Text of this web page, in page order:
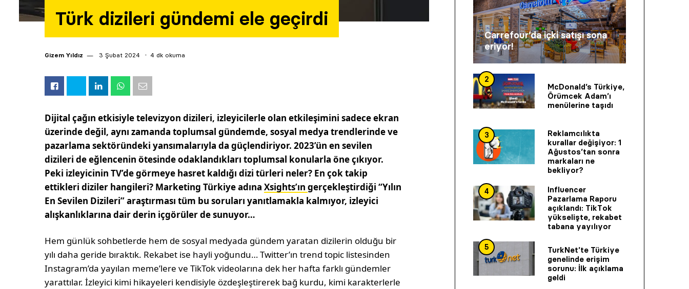
Türk dizileri gündemi ele geçirdi
Gizem Yıldız 3 Şubat 2024 4 dk okuma
Dijital çağın etkisiyle televizyon dizileri, izleyicilerle olan etkileşimini sadece ekran
üzerinde değil, aynı zamanda toplumsal gündemde, sosyal medya trendlerinde ve
pazarlama sektöründeki yansımalarıyla da güçlendiriyor. 2023’ün en sevilen
dizileri de eğlencenin ötesinde odaklandıkları toplumsal konularla öne çıkıyor.
Peki izleyicinin TV’de görmeye hasret kaldığı dizi türleri neler? En çok takip
ettikleri diziler hangileri? Marketing Türkiye adınaXsights’ıngerçekleştirdiği “Yılın
En Sevilen Dizileri” araştırması tüm bu soruları yanıtlamakla kalmıyor, izleyici
alışkanlıklarına dair derin içgörüler de sunuyor…
Hem günlük sohbetlerde hem de sosyal medyada gündem yaratan dizilerin olduğu bir
yılı daha geride bıraktık. Rekabet ise hayli yoğundu… Twitter’ın trend topic listesinden
Instagram’da yayılan meme’lere ve TikTok videolarına dek her hafta farklı gündemler
yarattılar. İzleyici kimi hikayeleri kendisiyle özdeşleştirerek bağ kurdu, kimi karakterlerle
Carrefour’da içki satışı sona
eriyor!
2
McDonald’s Türkiye,
Örümcek Adam’ı
menülerine taşıdı
3
Reklamcılıkta
kurallar değişiyor: 1
Ağustos’tan sonra
markaları ne
bekliyor?
4
Influencer
Pazarlama Raporu
açıklandı: TikTok
yükselişte, rekabet
tabana yayılıyor
5
TurkNet’te Türkiye
genelinde erişim
sorunu: İlk açıklama
geldi